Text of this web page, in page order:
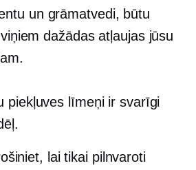
un grāmatvedi, būtu
dažādas atļaujas jūsu
piekļuves līmeņi ir svarīgi
lai tikai pilnvaroti